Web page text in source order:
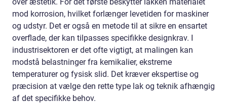
mod korrosion, hvilket forlænger levetiden for maskiner
og udstyr. Det er også en metode til at sikre en ensartet
overflade, der kan tilpasses specifikke designkrav. I
industrisektoren er det ofte vigtigt, at malingen kan
modstå belastninger fra kemikalier, ekstreme
temperaturer og fysisk slid. Det kræver ekspertise og
præcision at vælge den rette type lak og teknik afhængig
af det specifikke behov.